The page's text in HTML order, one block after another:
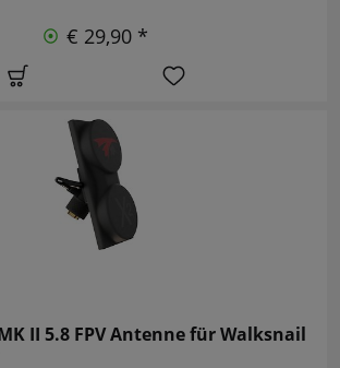
€ 29,90 *
II 5.8 FPV Antenne für Walksnail